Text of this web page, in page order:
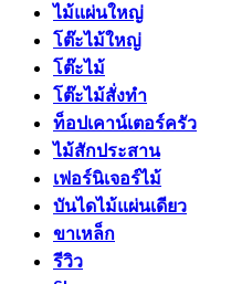
ไม้แผ่นใหญ่
โต๊ะไม้ใหญ่
โต๊ะไม้
โต๊ะไม้สั่งทำ
ท็อปเคาน์เตอร์ครัว
ไม้สักประสาน
เฟอร์นิเจอร์ไม้
บันไดไม้แผ่นเดียว
ขาเหล็ก
รีวิว